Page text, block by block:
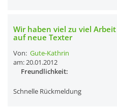
Wir haben viel zu viel
auf neue Texter
Von: Gute-Kathrin
am: 20.01.2012
Freundlichkeit:
Schnelle Rückmeldung